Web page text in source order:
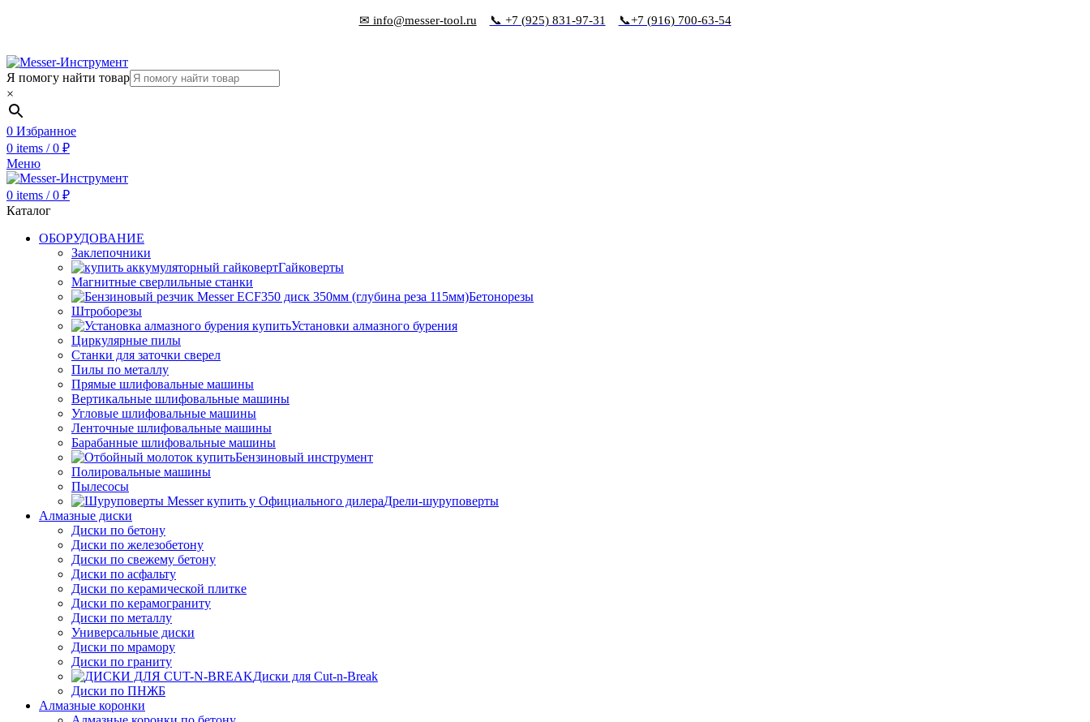
✉ info@messer-tool.ru 📞 +7 (925) 831-97-31 📞+7 (916) 700-63-54
Я помогу найти товар
×
0 Избранное
0 items / 0 ₽
Меню
0 items / 0 ₽
Каталог
ОБОРУДОВАНИЕ
Заклепочники
Гайковерты
Магнитные сверлильные станки
Бетонорезы
Штроборезы
Установки алмазного бурения
Циркулярные пилы
Станки для заточки сверел
Пилы по металлу
Прямые шлифовальные машины
Вертикальные шлифовальные машины
Угловые шлифовальные машины
Ленточные шлифовальные машины
Барабанные шлифовальные машины
Бензиновый инструмент
Полировальные машины
Пылесосы
Дрели-шуруповерты
Алмазные диски
Диски по бетону
Диски по железобетону
Диски по свежему бетону
Диски по асфальту
Диски по керамической плитке
Диски по керамограниту
Диски по металлу
Универсальные диски
Диски по мрамору
Диски по граниту
Диски для Cut-n-Break
Диски по ПНЖБ
Алмазные коронки